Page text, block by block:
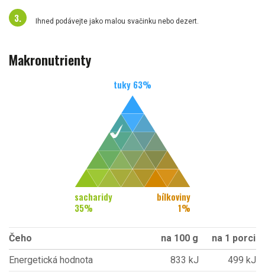
Ihned podávejte jako malou svačinku nebo dezert.
Makronutrienty
tuky 63%
sacharidy
35%
bílkoviny
1%
Čeho na 100 g
na 1 porci
Energetická hodnota
833 kJ
499 kJ